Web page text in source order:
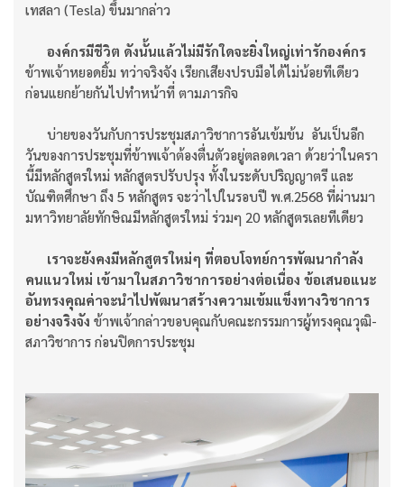
เทสลา (Tesla) ขึ้นมากล่าว
องค์กรมีชีวิต ดังนั้นแล้วไม่มีรักใดจะยิ่งใหญ่เท่ารักองค์กร
ข้าพเจ้าหยอดยิ้ม ทว่าจริงจัง เรียกเสียงปรบมือได้ไม่น้อยทีเดียว
ก่อนแยกย้ายกันไปทำหน้าที่ ตามภารกิจ
บ่ายของวันกับการประชุมสภาวิชาการอันเข้มข้น อันเป็นอีก
วันของการประชุมที่ข้าพเจ้าต้องตื่นตัวอยู่ตลอดเวลา ด้วยว่าในครา
นี้มีหลักสูตรใหม่ หลักสูตรปรับปรุง ทั้งในระดับปริญญาตรี และ
บัณฑิตศึกษา ถึง 5 หลักสูตร จะว่าไปในรอบปี พ.ศ.2568 ที่ผ่านมา
มหาวิทยาลัยทักษิณมีหลักสูตรใหม่ ร่วมๆ 20 หลักสูตรเลยทีเดียว
เราจะยังคงมีหลักสูตรใหม่ๆ ที่ตอบโจทย์การพัฒนากำลัง
คนแนวใหม่ เข้ามาในสภาวิชาการอย่างต่อเนื่อง ข้อเสนอแนะ
อันทรงคุณค่าจะนำไปพัฒนาสร้างความเข้มแข็งทางวิชาการ
อย่างจริงจัง ข้าพเจ้ากล่าวขอบคุณกับคณะกรรมการผู้ทรงคุณวุฒิ-
สภาวิชาการ ก่อนปิดการประชุม